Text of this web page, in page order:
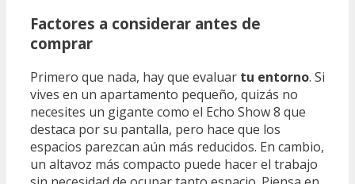
Factores a considerar antes de
comprar
Primero que nada, hay que evaluar tu entorno. Si
vives en un apartamento pequeño, quizás no
necesites un gigante como el Echo Show 8 que
destaca por su pantalla, pero hace que los
espacios parezcan aún más reducidos. En cambio,
un altavoz más compacto puede hacer el trabajo